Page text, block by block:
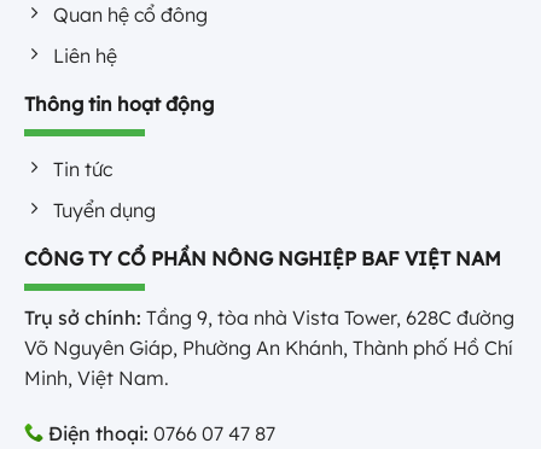
Quan hệ cổ đông
Liên hệ
Thông tin hoạt động
Tin tức
Tuyển dụng
CÔNG TY CỔ PHẦN NÔNG NGHIỆP BAF VIỆT NAM
Trụ sở chính: Tầng 9, tòa nhà Vista Tower, 628C đường
Võ Nguyên Giáp, Phường An Khánh, Thành phố Hồ Chí
Minh, Việt Nam.
Điện thoại: 0766 07 47 87